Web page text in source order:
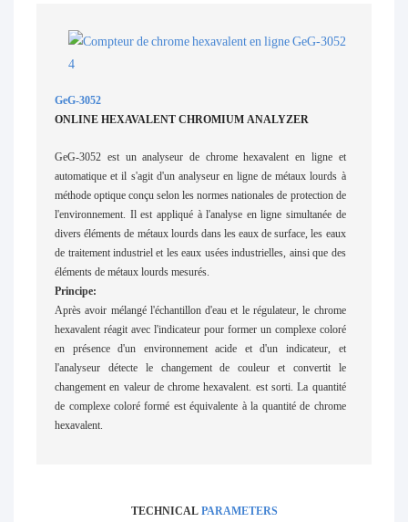
GeG-3052
ONLINE HEXAVALENT CHROMIUM ANALYZER
GeG-3052 est un analyseur de chrome hexavalent en ligne et
automatique et il s'agit d'un analyseur en ligne de métaux lourds à
méthode optique conçu selon les normes nationales de protection de
l'environnement. Il est appliqué à l'analyse en ligne simultanée de
divers éléments de métaux lourds dans les eaux de surface, les eaux
de traitement industriel et les eaux usées industrielles, ainsi que des
éléments de métaux lourds mesurés.
Principe:
Après avoir mélangé l'échantillon d'eau et le régulateur, le chrome
hexavalent réagit avec l'indicateur pour former un complexe coloré
en présence d'un environnement acide et d'un indicateur, et
l'analyseur détecte le changement de couleur et convertit le
changement en valeur de chrome hexavalent. est sorti. La quantité
de complexe coloré formé est équivalente à la quantité de chrome
hexavalent.
TECHNICAL PARAMETERS